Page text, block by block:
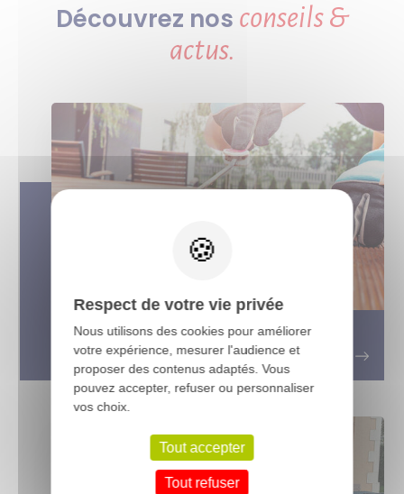
Découvrez nos conseils &
actus.
Entretenir votre terrasse bois
Respect de votre vie privée
Nous utilisons des cookies pour améliorer
votre expérience, mesurer l'audience et
proposer des contenus adaptés. Vous
pouvez accepter, refuser ou personnaliser
vos choix.
Tout accepter
Tout refuser